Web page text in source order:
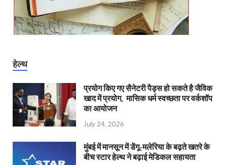
हेल्थ
प्रयोग किए गए सैनेटरी पैड्स हो सकते है जैविक
खाद में प्रयोग, मासिक धर्म स्वच्छता पर वर्कशॉप
का आयोजन
July 24, 2026
मुंबई में मानसून में डेंगू-मलेरिया के बढ़ते खतरे के
बीच स्टार हेल्थ ने बढ़ाई मेडिकल सहायता